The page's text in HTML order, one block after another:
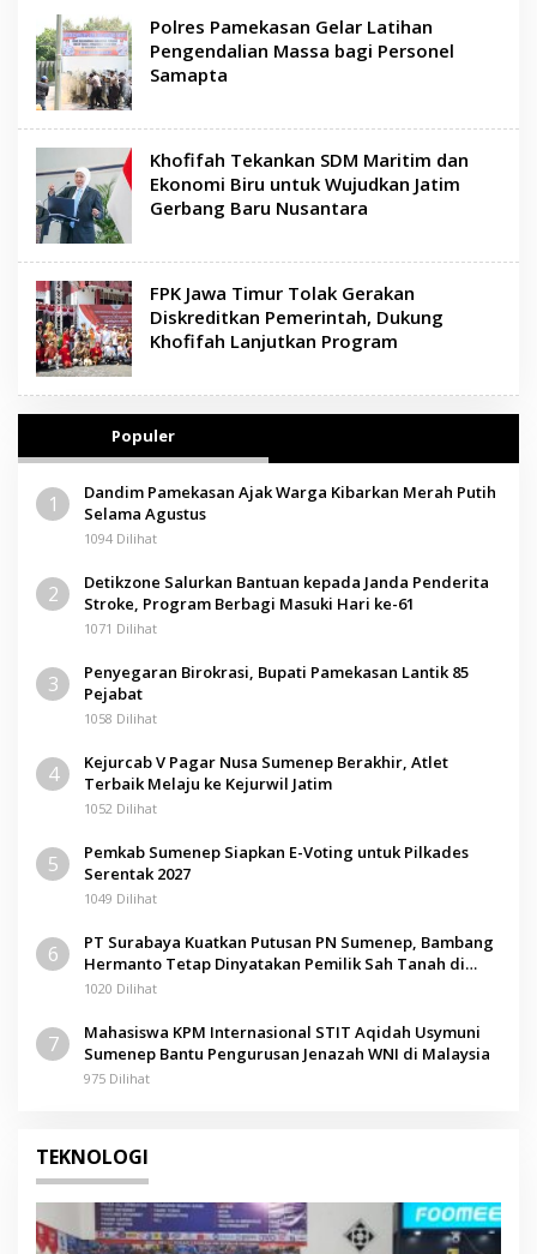
Polres Pamekasan Gelar Latihan
Pengendalian Massa bagi Personel
Samapta
Khofifah Tekankan SDM Maritim dan
Ekonomi Biru untuk Wujudkan Jatim
Gerbang Baru Nusantara
FPK Jawa Timur Tolak Gerakan
Diskreditkan Pemerintah, Dukung
Khofifah Lanjutkan Program
Populer
1
Dandim Pamekasan Ajak Warga Kibarkan Merah Putih
Selama Agustus
1094 Dilihat
2
Detikzone Salurkan Bantuan kepada Janda Penderita
Stroke, Program Berbagi Masuki Hari ke-61
1071 Dilihat
3
Penyegaran Birokrasi, Bupati Pamekasan Lantik 85
Pejabat
1058 Dilihat
4
Kejurcab V Pagar Nusa Sumenep Berakhir, Atlet
Terbaik Melaju ke Kejurwil Jatim
1052 Dilihat
5
Pemkab Sumenep Siapkan E-Voting untuk Pilkades
Serentak 2027
1049 Dilihat
6
PT Surabaya Kuatkan Putusan PN Sumenep, Bambang
Hermanto Tetap Dinyatakan Pemilik Sah Tanah di
Pamolokan
1020 Dilihat
7
Mahasiswa KPM Internasional STIT Aqidah Usymuni
Sumenep Bantu Pengurusan Jenazah WNI di Malaysia
975 Dilihat
TEKNOLOGI